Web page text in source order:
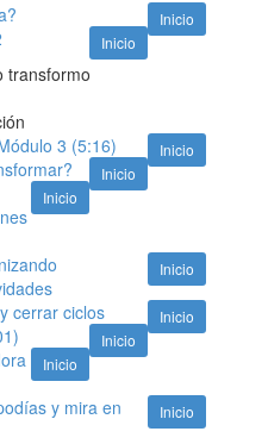
Inicio
Inicio
transformo
Inicio
3 (5:16)
Inicio
Inicio
Inicio
Inicio
cerrar ciclos
Inicio
Inicio
Inicio
y mira en